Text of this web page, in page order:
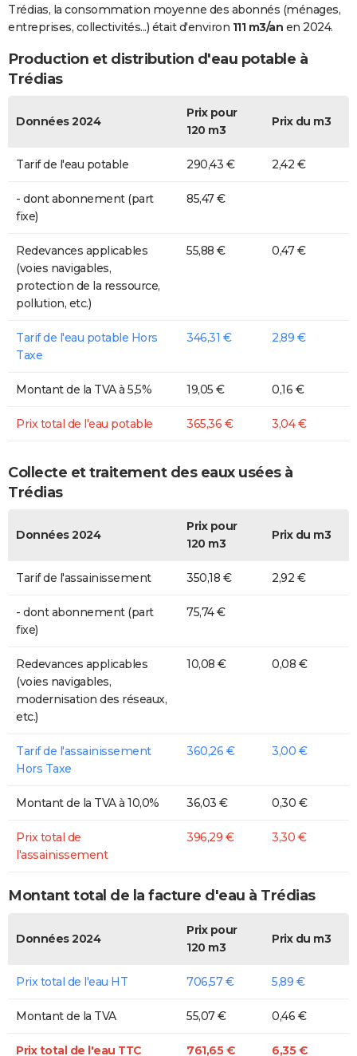
Trédias, la consommation moyenne des abonnés (ménages,
entreprises, collectivités...) était d'environ 111 m3/an en 2024.
Production et distribution d'eau potable à
Trédias
Données 2024
Prix pour
120 m3
Prix du m3
Tarif de l'eau potable 290,43 € 2,42 €
- dont abonnement (part
fixe)
85,47 €
Redevances applicables
(voies navigables,
protection de la ressource,
pollution, etc.)
55,88 € 0,47 €
Tarif de l'eau potable Hors
Taxe
346,31 € 2,89 €
Montant de la TVA à 5,5% 19,05 € 0,16 €
Prix total de l'eau potable 365,36 € 3,04 €
Collecte et traitement des eaux usées à
Trédias
Données 2024
Prix pour
120 m3
Prix du m3
Tarif de l'assainissement 350,18 € 2,92 €
- dont abonnement (part
fixe)
75,74 €
Redevances applicables
(voies navigables,
modernisation des réseaux,
etc.)
10,08 € 0,08 €
Tarif de l'assainissement
Hors Taxe
360,26 € 3,00 €
Montant de la TVA à 10,0% 36,03 € 0,30 €
Prix total de
l'assainissement
396,29 € 3,30 €
Montant total de la facture d'eau à Trédias
Données 2024
Prix pour
120 m3
Prix du m3
Prix total de l'eau HT 706,57 € 5,89 €
Montant de la TVA 55,07 € 0,46 €
Prix total de l'eau TTC 761,65 € 6,35 €